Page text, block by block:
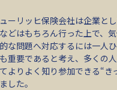
ーリッヒ保険会社は企業と
どはもちろん行った上で、
な問題へ対応するには一人
重要であると考え、多くの
よりよく知り参加できる“き
した。